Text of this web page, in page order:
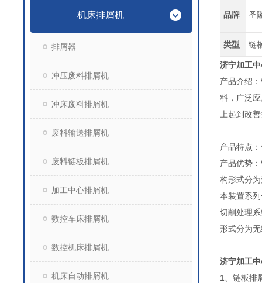
机床排屑机
排屑器
冲压废料排屑机
冲床废料排屑机
废料输送排屑机
废料链板排屑机
加工中心排屑机
数控车床排屑机
数控机床排屑机
机床自动排屑机
品牌 圣
类型 链
济宁加工
产品介绍
料，广泛
上起到改
产品特点
产品优势
构形式分
本装置系
切削处理
形式分为
济宁加工
1、链板排